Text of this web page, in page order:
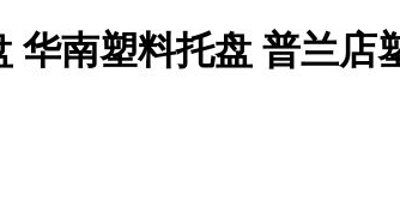
华南塑料托盘 普兰